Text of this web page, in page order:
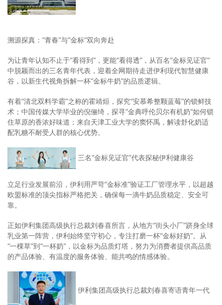
溯源探真：“青春”与“金标”双向奔赴
为让青年认知不止于“看得到”，更能“看得透”，从百名“金标见证官”
中脱颖而出的三名青年代表，迎着全网期待走进伊利现代智慧健康
谷，以新生代视角拆解一杯“金标牛奶”的品质逻辑。
有着“清北双料学霸”之称的霍靖烜，探究“安慕希整颗蓝莓”的锁鲜技
术；中国传媒大学毕业的倪俪绮，探寻“金典呼伦贝尔有机奶”如何锁
住草原的香浓好味道；来自天津工业大学的窦怀禹，解读舒化奶适
配乳糖不耐受人群的核心优势。
三名“金标见证官”代表探秘伊利健康谷
立足行业发展前沿，伊利用严苛“金标准”验证工厂管理水平，以超越
欧盟标准的顶尖指标严格把关，确保每一滴牛奶品质稳定、安全可
靠。
正如伊利集团高级执行总裁刘春喜所言，从地方“街头小厂”跻身全球
乳业第一阵营，伊利始终坚守初心，专注打磨一杯“金标好奶”。从
“一棵草”到“一杯奶”，以金标为品质灯塔，努力为消费者提供高品质
的产品体验、有温度的服务体验、能共鸣的情感体验。
伊利集团高级执行总裁刘春喜寄语青年一代